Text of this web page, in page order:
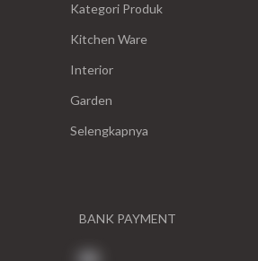
Kategori Produk
Kitchen Ware
Interior
Garden
Selengkapnya
BANK PAYMENT